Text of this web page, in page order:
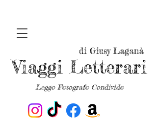
Leggo Fotografo Condivido
Viaggi Letterari
di Giusy Laganà